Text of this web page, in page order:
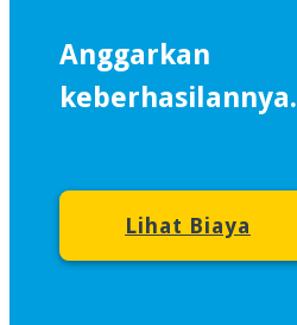
Anggarkan
keberhasilannya.
Lihat Biaya